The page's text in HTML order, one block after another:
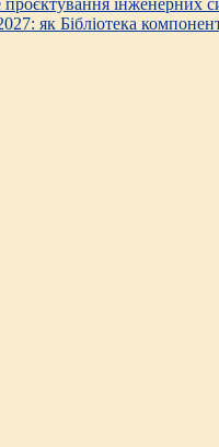
інженерних
як Бібліотека